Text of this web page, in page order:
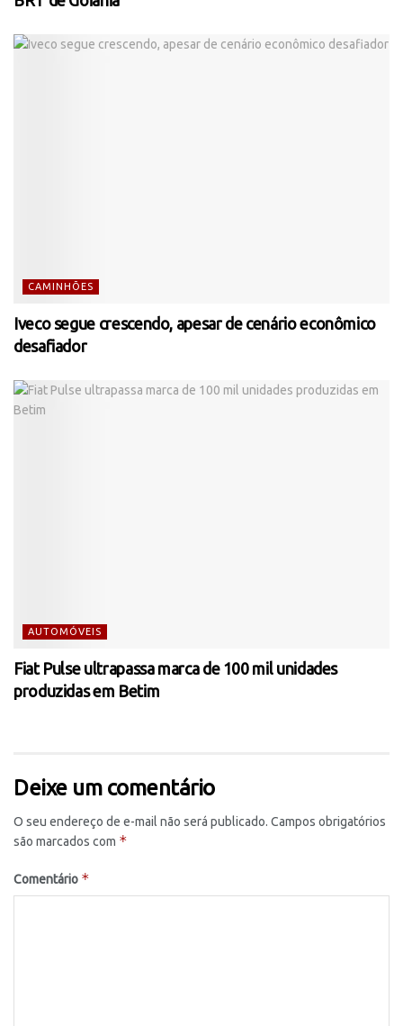
CAMINHÕES
Iveco segue crescendo, apesar de cenário econômico
desafiador
AUTOMÓVEIS
Fiat Pulse ultrapassa marca de 100 mil unidades
produzidas em Betim
Deixe um comentário
O seu endereço de e-mail não será publicado. Campos obrigatórios
são marcados com *
Comentário *